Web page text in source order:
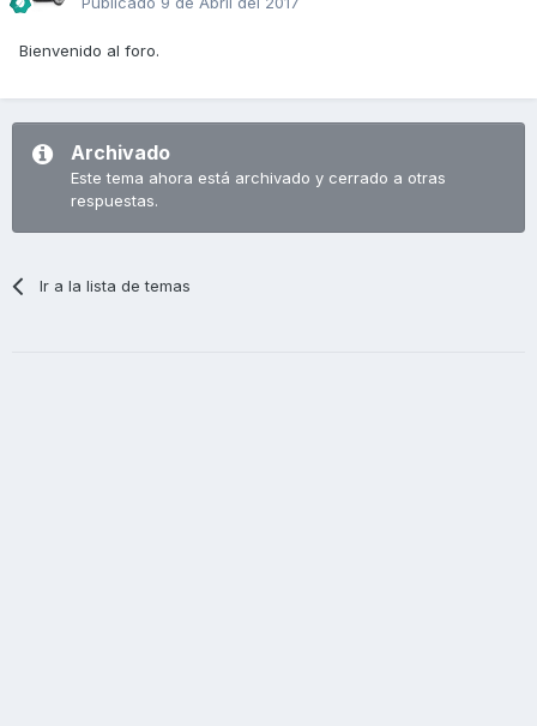
Bienvenido al foro.
Archivado
Este tema ahora está archivado y cerrado a otras
respuestas.
Ir a la lista de temas